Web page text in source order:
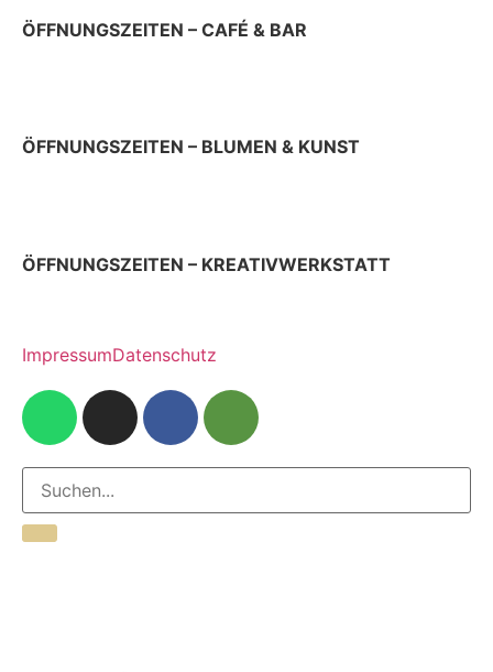
ÖFFNUNGSZEITEN – CAFÉ & BAR
ÖFFNUNGSZEITEN – BLUMEN & KUNST
ÖFFNUNGSZEITEN – KREATIVWERKSTATT
ImpressumDatenschutz